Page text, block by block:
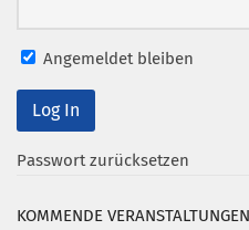
Angemeldet bleiben
Passwort zurücksetzen
KOMMENDE VERANSTALTUNGEN